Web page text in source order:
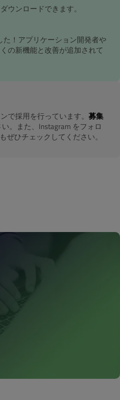
ウンロードできます。
た！アプリケーション開発者や
の新機能と改善が追加されて
で採用を行っています。 募集
。また、Instagram をフォロ
ぜひチェックしてください。